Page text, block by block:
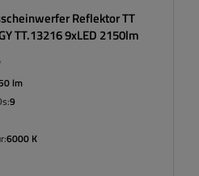
Reflektor TT
TT.13216 9xLED 2150lm
lm
9
6000 K